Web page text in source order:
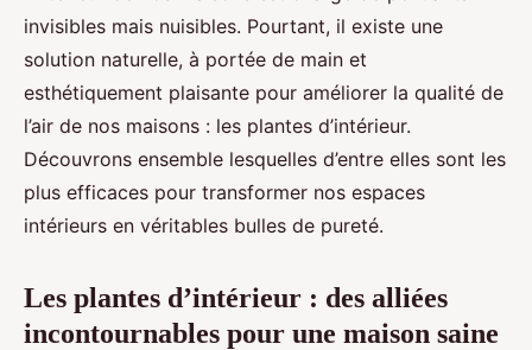
invisibles mais nuisibles. Pourtant, il existe une
solution naturelle, à portée de main et
esthétiquement plaisante pour améliorer la qualité de
l’air de nos maisons : les plantes d’intérieur.
Découvrons ensemble lesquelles d’entre elles sont les
plus efficaces pour transformer nos espaces
intérieurs en véritables bulles de pureté.
Les plantes d’intérieur : des alliées
incontournables pour une maison saine